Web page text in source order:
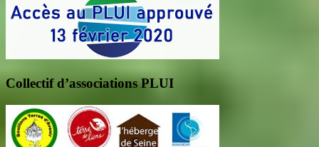
Collectif d’associations PLUI